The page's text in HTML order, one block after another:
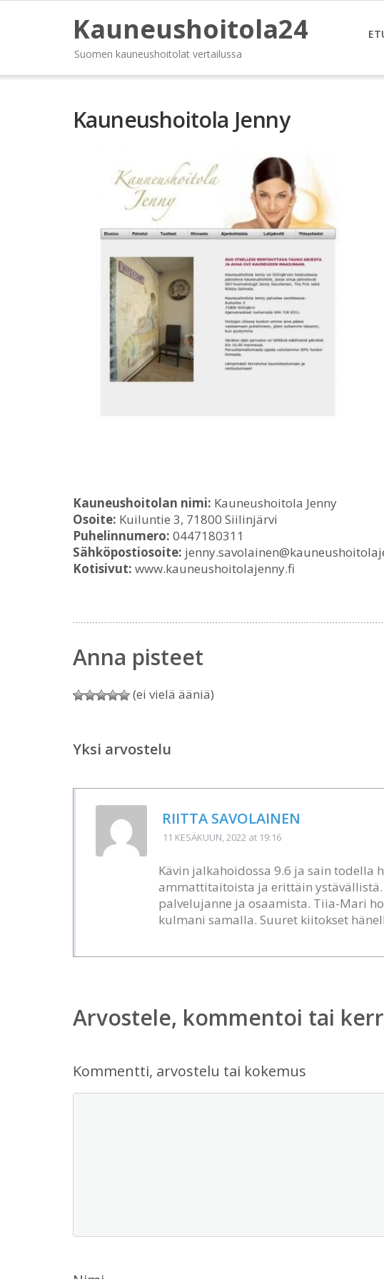
Kauneushoitola24
Suomen kauneushoitolat vertailussa
Kauneushoitola Jenny
Kauneushoitolan nimi: Kauneushoitola Jenny
Osoite: Kuiluntie 3, 71800 Siilinjärvi
Puhelinnumero: 0447180311
Sähköpostiosoite:
Kotisivut: www.kauneushoitolajenny.fi
Anna pisteet
(ei vielä ääniä)
Yksi arvostelu
RIITTA SAVOLAINEN
11 KESÄKUUN, 2022 at 19:16
Kävin jalkahoidossa 9.6 ja sain todella
ammattitaitoista ja erittäin
palvelujanne ja osaamista. Tiia-Mari
kulmani samalla. Suuret kiitokset
Arvostele, kommentoi tai
Kommentti, arvostelu tai kokemus